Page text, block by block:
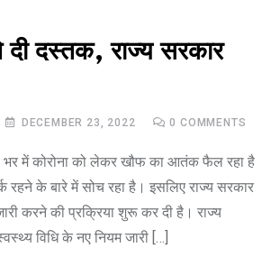
दी दस्तक, राज्य सरकार
DECEMBER 23, 2022 0 COMMENTS
भर में कोरोना को लेकर खौफ का आतंक फैल रहा है
रहने के बारे में सोच रहा है। इसलिए राज्य सरकार
करने की प्रक्रिया शुरू कर दी है। राज्य
विधि के नए नियम जारी […]